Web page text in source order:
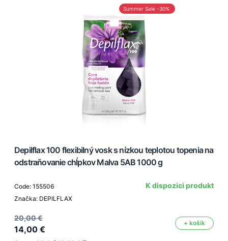
Summer Sale -30%
Depilflax 100 flexibilný vosk s nízkou teplotou topenia na
odstraňovanie chĺpkov Malva 5AB 1000 g
Code: 155506
Značka: DEPILFLAX
K dispozici produkt
20,00 €
14,00 €
+ košík